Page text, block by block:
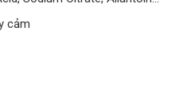
cảm